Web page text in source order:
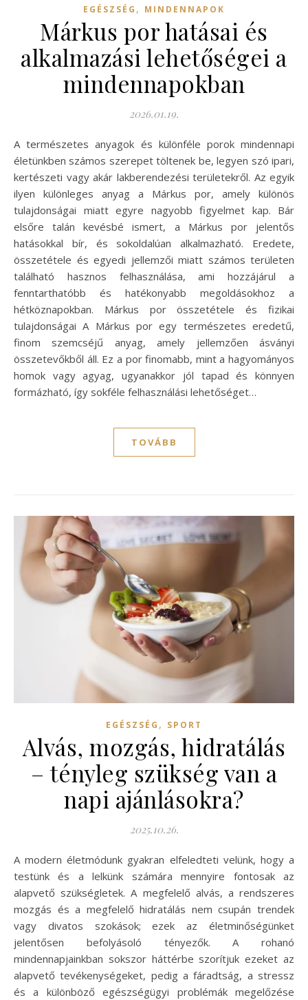
EGÉSZSÉG , MINDENNAPOK
Márkus por hatásai és
alkalmazási lehetőségei a
mindennapokban
2026.01.19.
A természetes anyagok és különféle porok mindennapi
életünkben számos szerepet töltenek be, legyen szó ipari,
kertészeti vagy akár lakberendezési területekről. Az egyik
ilyen különleges anyag a Márkus por, amely különös
tulajdonságai miatt egyre nagyobb figyelmet kap. Bár
elsőre talán kevésbé ismert, a Márkus por jelentős
hatásokkal bír, és sokoldalúan alkalmazható. Eredete,
összetétele és egyedi jellemzői miatt számos területen
található hasznos felhasználása, ami hozzájárul a
fenntarthatóbb és hatékonyabb megoldásokhoz a
hétköznapokban. Márkus por összetétele és fizikai
tulajdonságai A Márkus por egy természetes eredetű,
finom szemcséjű anyag, amely jellemzően ásványi
összetevőkből áll. Ez a por finomabb, mint a hagyományos
homok vagy agyag, ugyanakkor jól tapad és könnyen
formázható, így sokféle felhasználási lehetőséget…
TOVÁBB
EGÉSZSÉG , SPORT
Alvás, mozgás, hidratálás
– tényleg szükség van a
napi ajánlásokra?
2025.10.26.
A modern életmódunk gyakran elfeledteti velünk, hogy a
testünk és a lelkünk számára mennyire fontosak az
alapvető szükségletek. A megfelelő alvás, a rendszeres
mozgás és a megfelelő hidratálás nem csupán trendek
vagy divatos szokások; ezek az életminőségünket
jelentősen befolyásoló tényezők. A rohanó
mindennapjainkban sokszor háttérbe szorítjuk ezeket az
alapvető tevékenységeket, pedig a fáradtság, a stressz
és a különböző egészségügyi problémák megelőzése